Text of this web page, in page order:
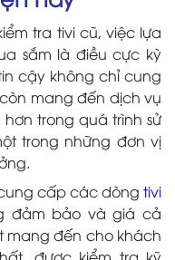
tra tivi cũ, việc lựa
sắm là điều cực kỳ
cậy không chỉ cung
mang đến dịch vụ
trong quá trình sử
trong những đơn vị
cấp các dòng tivi
đảm bảo và giá cả
mang đến cho khách